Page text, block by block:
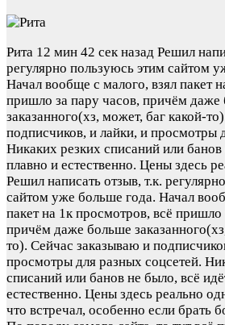
Рита 12 мин 42 сек назад Решил
регулярно пользуюсь этим сайтом
Начал вообще с малого, взял пакет
пришло за пару часов, причём даже
заказанного(хз, может, баг какой-
подписчиков, и лайки, и просмотры
Никаких резких списаний или
плавно и естественно. Цены здесь
Решил написать отзыв, т.к.
сайтом уже больше года. Начал
пакет на 1к просмотров, всё пришло
причём даже больше
то). Сейчас заказываю и
просмотры для разных соцсетей.
списаний или банов не было, всё
естественно. Цены здесь реально
что встречал, особенно если брать